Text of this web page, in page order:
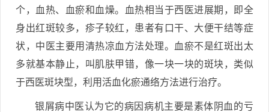
个，血热、血瘀和血燥。血热相当于西医进展期，即全
身出红斑较多，疹子较红，患者有口干、大便干结等症
状，中医主要用清热凉血方法处理。血瘀不是红斑出太
多就基本静止，叫肌肤甲错，像一块一块的斑块，类似
于西医斑块型，利用活血化瘀通络方法进行治疗。
银屑病中医认为它的病因病机主要是素体阴血的亏